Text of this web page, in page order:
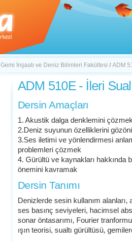
Gemi İnşaatı ve Deniz Bilimleri Fakültesi / ADM
ADM 510E - İleri
Dersin Amaçları
1. Akustik dalga denklemini
2.Deniz suyunun özelliklerini
3.Ses iletimi ve yönlendirmesi
problemleri çözmek
4. Gürültü ve kaynakları hakkında
önemini kavramak
Dersin Tanımı
Denizlerde sesin kullanım
ses basınç seviyeleri, hacimsel
sonar öntasarımı, Fourier
ışın teorisi, sualtı gürültüsü,